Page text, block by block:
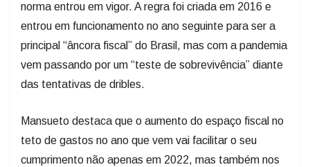
norma entrou em vigor. A regra foi criada em 2016 e
entrou em funcionamento no ano seguinte para ser a
principal “âncora fiscal” do Brasil, mas com a pandemia
vem passando por um “teste de sobrevivência” diante
das tentativas de dribles.
Mansueto destaca que o aumento do espaço fiscal no
teto de gastos no ano que vem vai facilitar o seu
cumprimento não apenas em 2022, mas também nos